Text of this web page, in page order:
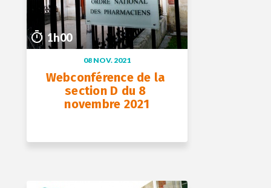
1h00
08 NOV. 2021
Webconférence de la
section D du 8
novembre 2021